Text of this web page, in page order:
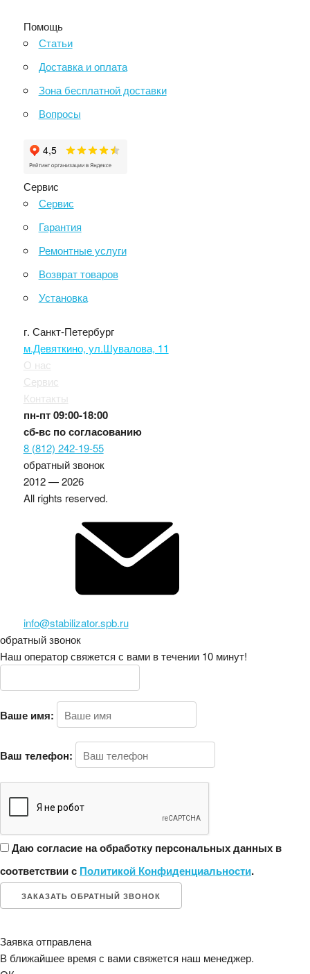
Помощь
Статьи
Доставка и оплата
Зона бесплатной доставки
Вопросы
Сервис
Сервис
Гарантия
Ремонтные услуги
Возврат товаров
Установка
г. Санкт-Петербург
м.Девяткино, ул.Шувалова, 11
О нас
Сервис
Контакты
пн-пт09:00-18:00
сб-вс по согласованию
8 (812) 242-19-55
обратный звонок
2012 — 2026
All rights reserved.
info@stabilizator.spb.ru
обратный звонок
Наш оператор свяжется с вами в течении 10 минут!
Ваше имя:
Ваш телефон:
Даю согласие на обработку персональных данных в
соответствии с Политикой Конфиденциальности.
ЗАКАЗАТЬ ОБРАТНЫЙ ЗВОНОК
Заявка отправлена
В ближайшее время с вами свяжется наш менеджер.